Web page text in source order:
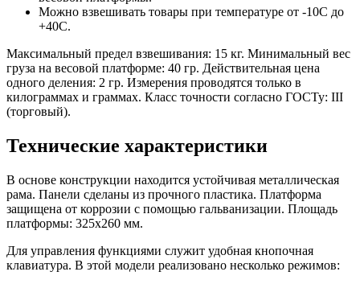
Можно взвешивать товары при температуре от -10С до
+40С.
Максимальный предел взвешивания: 15 кг. Минимальный вес
груза на весовой платформе: 40 гр. Действительная цена
одного деления: 2 гр. Измерения проводятся только в
килограммах и граммах. Класс точности согласно ГОСТу: III
(торговый).
Технические характеристики
В основе конструкции находится устойчивая металлическая
рама. Панели сделаны из прочного пластика. Платформа
защищена от коррозии с помощью гальванизации. Площадь
платформы: 325х260 мм.
Для управления функциями служит удобная кнопочная
клавиатура. В этой модели реализовано несколько режимов: